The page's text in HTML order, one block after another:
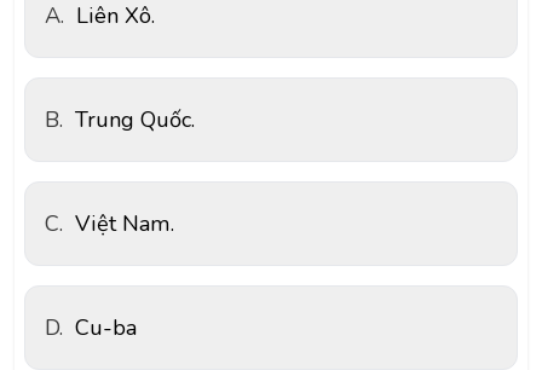
A. Liên Xô.
B. Trung Quốc.
C. Việt Nam.
D. Cu-ba